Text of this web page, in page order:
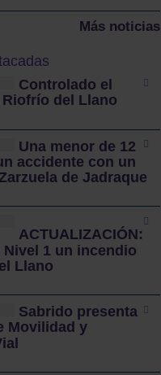
Más noticias
Controlado el
del Llano
Una menor de 12
accidente con un
de Jadraque
ACTUALIZACIÓN:
Nivel 1 un incendio
Llano
Sabrido presenta
Movilidad y